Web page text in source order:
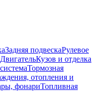
Задняя подвескаРулевое
ДвигательКузов и отделка
Тормозная
отопления и
фонариТопливная